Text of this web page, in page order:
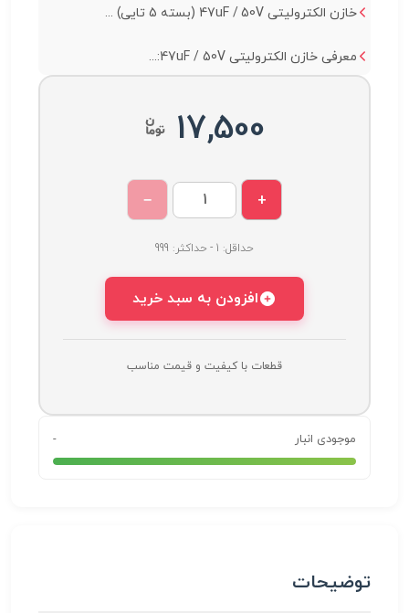
خازن الکترولیتی 47uF / 50V (بسته 5 تایی) ...
معرفی خازن الکترولیتی 47uF / 50V:...
17,500
+
−
حداقل: 1 - حداکثر: 999
افزودن به سبد خرید
قطعات با کیفیت و قیمت مناسب
موجودی انبار -
توضیحات